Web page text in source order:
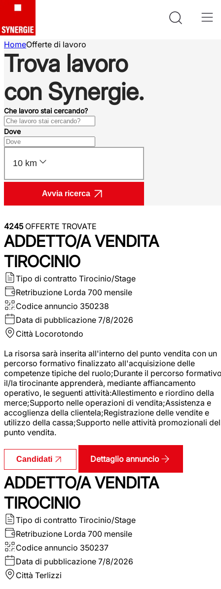
HomeOfferte di lavoro
Trova lavoro
con Synergie.
Che lavoro stai cercando?
Dove
10 km
Avvia ricerca
4245OFFERTE TROVATE
ADDETTO/A VENDITA
TIROCINIO
Tipo di contratto Tirocinio/Stage
Retribuzione Lorda 700 mensile
Codice annuncio 350238
Data di pubblicazione 7/8/2026
Città Locorotondo
La risorsa sarà inserita all'interno del punto vendita con un
percorso formativo finalizzato all'acquisizione delle
competenze tipiche del ruolo;Durante il percorso
il/la tirocinante apprenderà, mediante affiancamento
operativo, le seguenti attività:Allestimento e riordino della
merce;Supporto nelle operazioni di vendita;Assistenza e
accoglienza della clientela;Registrazione delle vendite e
utilizzo della cassa;Supporto nelle attività promozionali del
punto vendita.
Candidati Dettaglio annuncio
ADDETTO/A VENDITA
TIROCINIO
Tipo di contratto Tirocinio/Stage
Retribuzione Lorda 700 mensile
Codice annuncio 350237
Data di pubblicazione 7/8/2026
Città Terlizzi